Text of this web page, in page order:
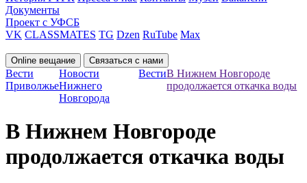
Документы
Проект с УФСБ
VK CLASSMATES TG Dzen RuTube Max
Online вещание Связаться с нами
Вести
Приволжье
Новости
Нижнего
Новгорода
ВестиВ Нижнем Новгороде
продолжается откачка воды
В Нижнем Новгороде
продолжается откачка воды